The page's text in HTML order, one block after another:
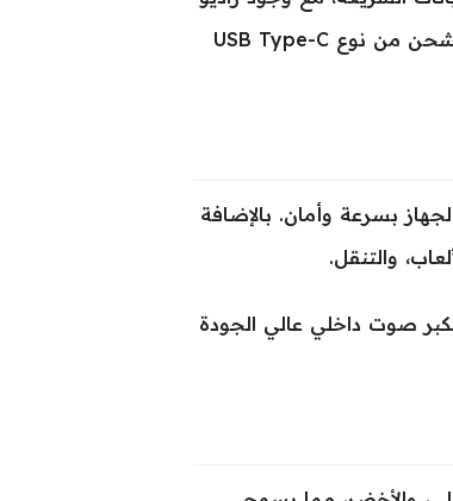
FM للاستماع إلى المحطات الإذاعية دون الحاجة لاتصال بالإنترنت. منفذ الشحن من نوع USB Type-C
بسرعة وأمان. بالإضافة
والتنقل.
أن الجهاز يدعم مكبر صوت داخلي عالي الجودة